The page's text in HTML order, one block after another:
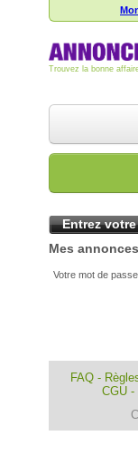
Trouvez la bonne
Entrez
Mes
Votre mot de
FAQ -
CGU-